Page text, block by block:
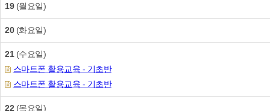
19(월요일)
20(화요일)
21(수요일)
스마트폰 활용교육 - 기초반
스마트폰 활용교육 - 기초반
22 (목요일)